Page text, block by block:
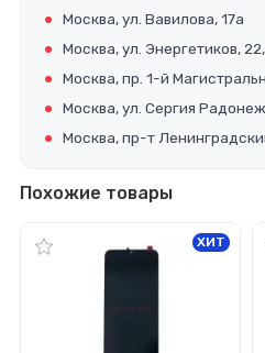
Москва, ул. Вавилова, 17а
Москва, ул. Энергетиков,
Москва, пр. 1-й
Москва, ул. Сергия
Москва, пр-т
Похожие товары
ХИТ